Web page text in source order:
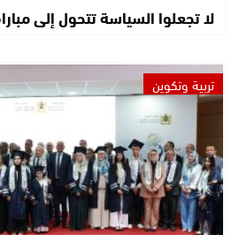
لا تجعلوا السياسة تتحول إلى
تربية وتكوين